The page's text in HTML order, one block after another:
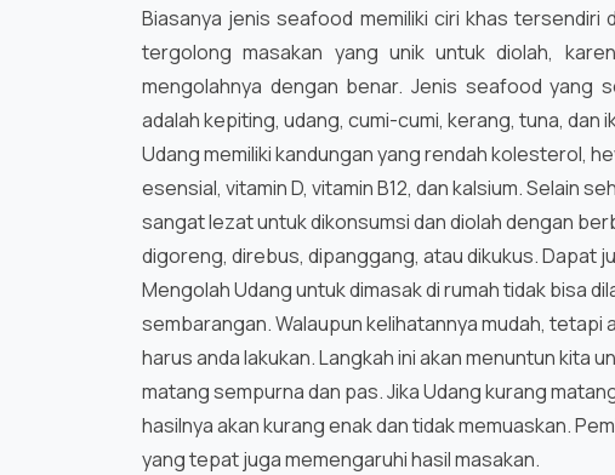
Biasanya jenis seafood memiliki ciri khas
tergolong masakan yang unik untuk diolah,
mengolahnya dengan benar. Jenis seafood yang
adalah kepiting, udang, cumi-cumi, kerang, tuna, dan
Udang memiliki kandungan yang rendah kolesterol,
esensial, vitamin D, vitamin B12, dan kalsium. Selain
sangat lezat untuk dikonsumsi dan diolah dengan
digoreng, direbus, dipanggang, atau dikukus. Dapat
Mengolah Udang untuk dimasak di rumah tidak bisa
sembarangan. Walaupun kelihatannya mudah,
harus anda lakukan. Langkah ini akan menuntun kita
matang sempurna dan pas. Jika Udang kurang
hasilnya akan kurang enak dan tidak memuaskan.
yang tepat juga memengaruhi hasil masakan.